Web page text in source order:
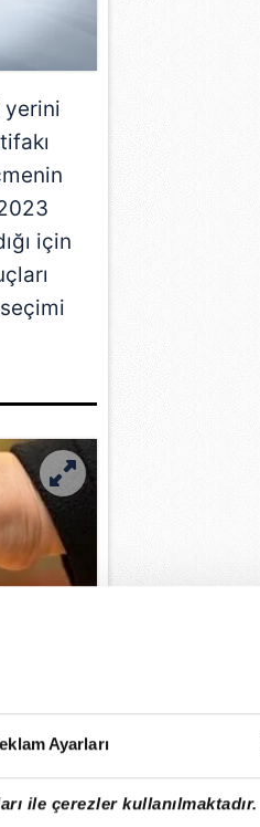
Ayarları
ile çerezler kullanılmaktadır.
yerini
için